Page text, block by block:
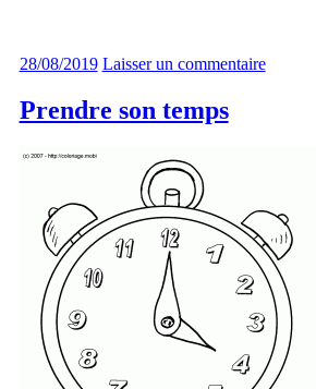
28/08/2019 Laisser un commentaire
Prendre son temps